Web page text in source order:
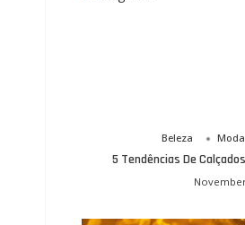
Beleza Moda
5 Tendências De